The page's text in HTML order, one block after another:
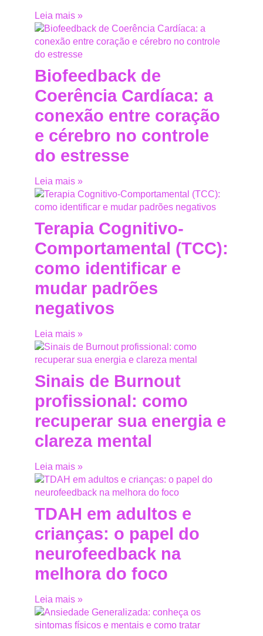
Leia mais »
Biofeedback de
Coerência Cardíaca: a
conexão entre coração
e cérebro no controle
do estresse
Leia mais »
Terapia Cognitivo-
Comportamental (TCC):
como identificar e
mudar padrões
negativos
Leia mais »
Sinais de Burnout
profissional: como
recuperar sua energia e
clareza mental
Leia mais »
TDAH em adultos e
crianças: o papel do
neurofeedback na
melhora do foco
Leia mais »